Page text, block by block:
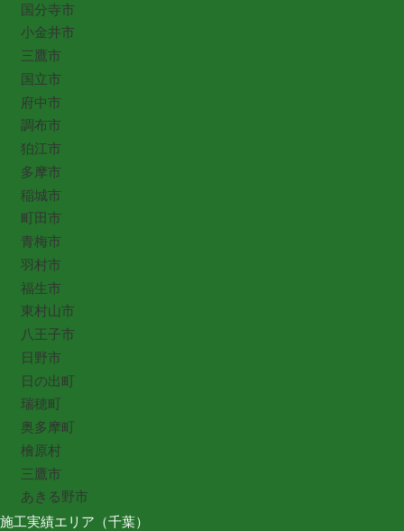
国分寺市
小金井市
三鷹市
国立市
府中市
調布市
狛江市
多摩市
稲城市
町田市
青梅市
羽村市
福生市
東村山市
八王子市
日野市
日の出町
瑞穂町
奥多摩町
檜原村
三鷹市
あきる野市
施工実績エリア（千葉）